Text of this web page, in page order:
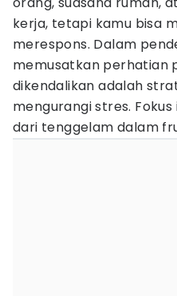
kerja, tetapi kamu bisa
merespons. Dalam
memusatkan perhatian
dikendalikan adalah
mengurangi stres.
dari tenggelam dalam